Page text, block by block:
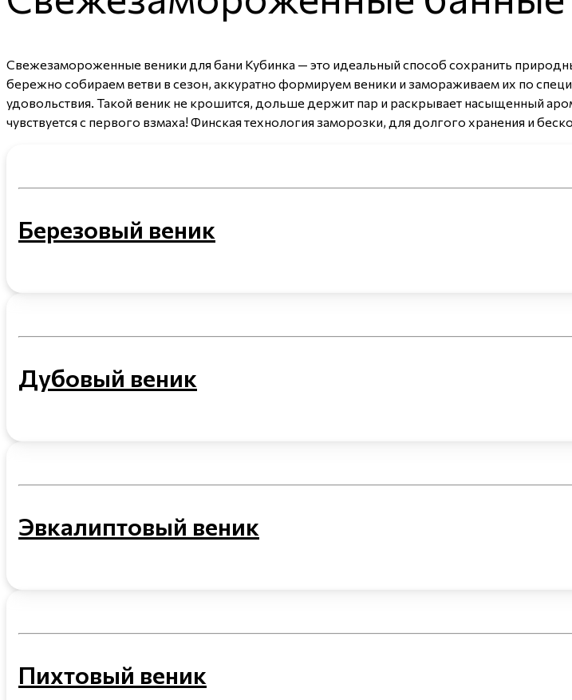
Свежезамороженные веники для бани Кубинка — это идеальный способ сохранить
бережно собираем ветви в сезон, аккуратно формируем веники и замораживаем их по
удовольствия. Такой веник не крошится, дольше держит пар и раскрывает насыщенный
чувствуется с первого взмаха! Финская технология заморозки, для долгого хранения и
Березовый веник
Дубовый веник
Эвкалиптовый веник
Пихтовый веник